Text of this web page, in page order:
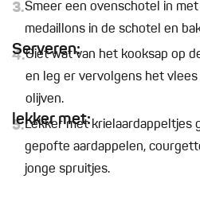
3.Smeer een ovenschotel in
medaillons in de schotel en
Serveren:
4.Giet wat van het kooksap op
en leg er vervolgens het vlees
olijven.
lekker met:
5.Lekker met krielaardappeltjes
gepofte aardappelen,
jonge spruitjes.